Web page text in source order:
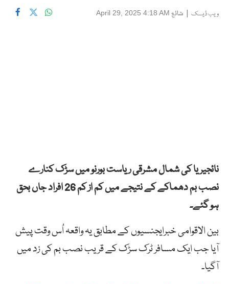
ویب ڈیسک | شائع April 29, 2025 4:18 AM
نائجیریا کی شمال مشرقی ریاست بورنو میں سڑک کنارے
نصب بم دھماکے کے نتیجے میں کم از کم 26 افراد جاں بحق
ہو گئے۔
بین الاقوامی خبرایجنسیوں کے مطابق یہ واقعہ اُس وقت پیش
آیا جب ایک مسافر ٹرک سڑک کے قریب نصب بم کی زد میں
آگیا۔